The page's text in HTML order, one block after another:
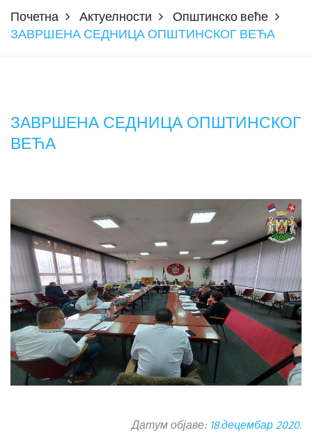
Почетна Актуелности
Општинско веће
ЗАВРШЕНА СЕДНИЦА ОПШТИНСКОГ ВЕЋА
ЗАВРШЕНА СЕДНИЦА ОПШТИНСКОГ
ВЕЋА
Датум објаве:18.децембар 2020.